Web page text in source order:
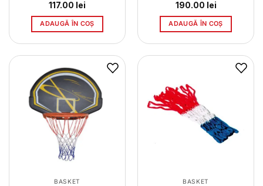
117.00 lei
ADAUGĂ ÎN COȘ
190.00 lei
ADAUGĂ ÎN COȘ
BASKET
BASKET